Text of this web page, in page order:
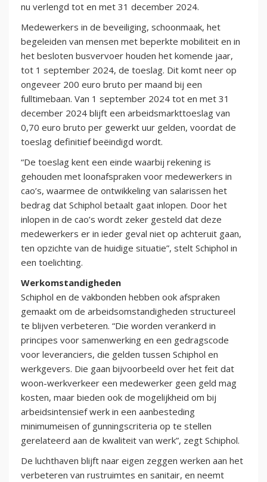
nu verlengd tot en met 31 december 2024.
Medewerkers in de beveiliging, schoonmaak, het
begeleiden van mensen met beperkte mobiliteit en in
het besloten busvervoer houden het komende jaar,
tot 1 september 2024, de toeslag. Dit komt neer op
ongeveer 200 euro bruto per maand bij een
fulltimebaan. Van 1 september 2024 tot en met 31
december 2024 blijft een arbeidsmarkttoeslag van
0,70 euro bruto per gewerkt uur gelden, voordat de
toeslag definitief beëindigd wordt.
“De toeslag kent een einde waarbij rekening is
gehouden met loonafspraken voor medewerkers in
cao’s, waarmee de ontwikkeling van salarissen het
bedrag dat Schiphol betaalt gaat inlopen. Door het
inlopen in de cao’s wordt zeker gesteld dat deze
medewerkers er in ieder geval niet op achteruit gaan,
ten opzichte van de huidige situatie”, stelt Schiphol in
een toelichting.
Werkomstandigheden
Schiphol en de vakbonden hebben ook afspraken
gemaakt om de arbeidsomstandigheden structureel
te blijven verbeteren. “Die worden verankerd in
principes voor samenwerking en een gedragscode
voor leveranciers, die gelden tussen Schiphol en
werkgevers. Die gaan bijvoorbeeld over het feit dat
woon-werkverkeer een medewerker geen geld mag
kosten, maar bieden ook de mogelijkheid om bij
arbeidsintensief werk in een aanbesteding
minimumeisen of gunningscriteria op te stellen
gerelateerd aan de kwaliteit van werk”, zegt Schiphol.
De luchthaven blijft naar eigen zeggen werken aan het
verbeteren van rustruimtes en sanitair, en neemt